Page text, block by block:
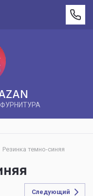
ФУРНИТУРА
Резинка темно-синяя
Следующий